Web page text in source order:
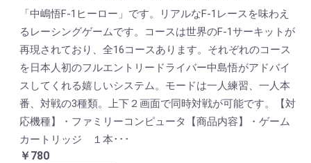
「中嶋悟F-1ヒーロー」です。リアルなF-1レースを味わえ
るレーシングゲームです。コースは世界のF-1サーキットが
再現されており、全16コースあります。それぞれのコース
を日本人初のフルエントリードライバー中島悟がアドバイ
スしてくれる嬉しいシステム。モードは一人練習、一人本
番、対戦の3種類。上下２画面で同時対戦が可能です。【対
応機種】・ファミリーコンピュータ【商品内容】・ゲーム
カートリッジ １本･･･
￥780